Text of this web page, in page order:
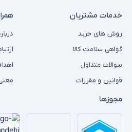
محبوبیت بیشتری در بین گیمرها پیدا
خود را دارند که آن‌ها را از رقبا متمایز می‌کند.
برندهای شاخص بازار:
قدرت پردازشی بالا
Nintendo: خلاقیت در طراحی و بازی‌های خانوادگی
Blulory: گزینه اقتصادی برای بازی‌های سبک و کلاسیک
خدمات مشتریان
روش های خرید
گواهی سلامت کالا
سوالات متداول
قوانین و مقررات
مجوزها